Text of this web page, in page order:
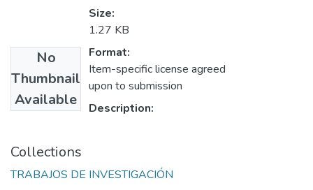
No
Thumbnail
Available
Size:
1.27 KB
Format:
Item-specific license agreed
upon to submission
Description:
Collections
TRABAJOS DE INVESTIGACIÓN